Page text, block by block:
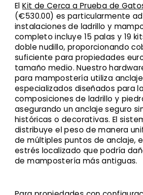
ElKit de Cerca a Prueba de
(€530.00) es particularmente
instalaciones de ladrillo y
completo incluye 15 palas y 19
doble nudillo, proporcionando
suficiente para propiedades
tamaño medio. Nuestro
para mampostería utiliza
especializados diseñados para
composiciones de ladrillo y
asegurando un anclaje seguro
históricas o decorativas. El
distribuye el peso de manera
de múltiples puntos de anclaje,
estrés localizado que podría
de mampostería más antiguas.